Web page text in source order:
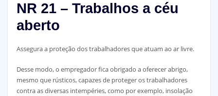
NR 21 – Trabalhos a céu
aberto
Assegura a proteção dos trabalhadores que atuam ao ar livre.
Desse modo, o empregador fica obrigado a oferecer abrigo,
mesmo que rústicos, capazes de proteger os trabalhadores
contra as diversas intempéries, como por exemplo, insolação